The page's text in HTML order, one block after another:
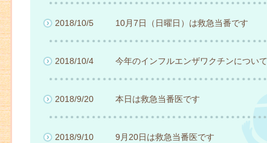
2018/10/5 10月7日（日曜日）は救急当番です
2018/10/4 今年のインフルエンザワクチンについて
2018/9/20 本日は救急当番医です
2018/9/10 9月20日は救急当番医です